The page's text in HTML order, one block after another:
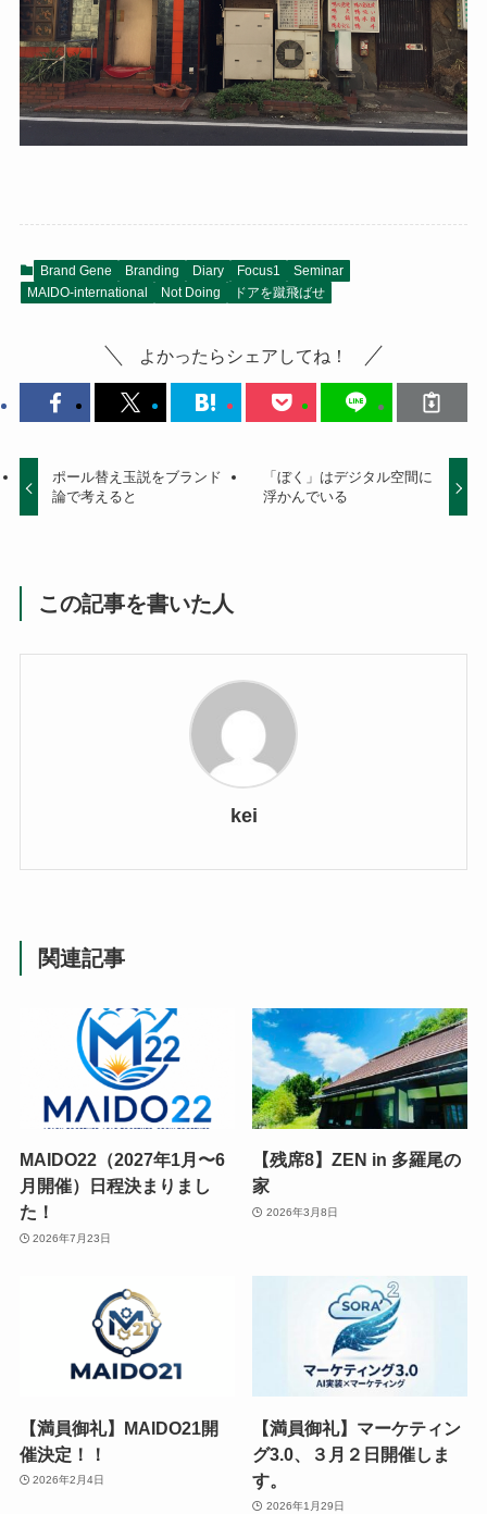
Brand Gene Branding Diary Focus1
Seminar
MAIDO-international
Not Doing ドアを蹴飛ばせ
よかったらシェアしてね！
ポール替え玉説をブランド
論で考えると
「ぼく」はデジタル空間に
浮かんでいる
この記事を書いた人
kei
関連記事
MAIDO22（2027年1月〜6
月開催）日程決まりまし
た！
2026年7月23日
【残席8】ZEN in 多羅尾の
家
2026年3月8日
【満員御礼】MAIDO21開
催決定！！
2026年2月4日
【満員御礼】マーケティン
グ3.0、３月２日開催しま
す。
2026年1月29日